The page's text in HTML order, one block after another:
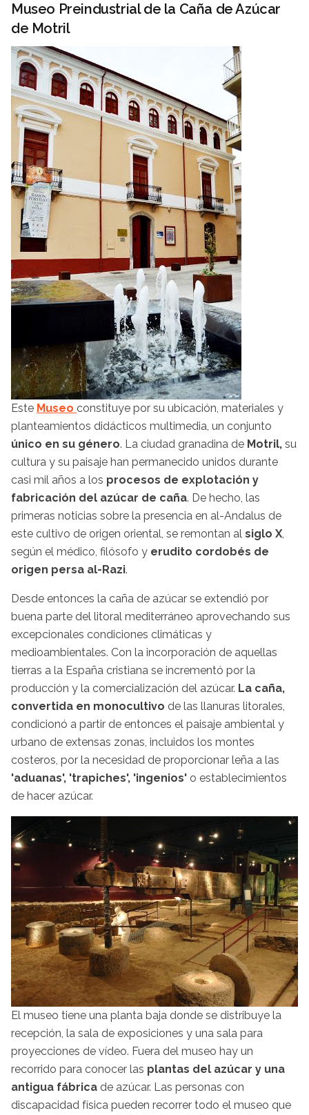
Museo Preindustrial de la Caña de Azúcar
de Motril
Este Museo constituye por su ubicación, materiales y
planteamientos didácticos multimedia, un conjunto
único en su género. La ciudad granadina de Motril, su
cultura y su paisaje han permanecido unidos durante
casi mil años a los procesos de explotación y
fabricación del azúcar de caña. De hecho, las
primeras noticias sobre la presencia en al-Andalus de
este cultivo de origen oriental, se remontan al siglo X,
según el médico, filósofo y erudito cordobés de
origen persa​​​ al-Razi.
Desde entonces la caña de azúcar se extendió por
buena parte del litoral mediterráneo aprovechando sus
excepcionales condiciones climáticas y
medioambientales. Con la incorporación de aquellas
tierras a la España cristiana se incrementó por la
producción y la comercialización del azúcar. La caña,
convertida en monocultivo de las llanuras litorales,
condicionó a partir de entonces el paisaje ambiental y
urbano de extensas zonas, incluidos los montes
costeros, por la necesidad de proporcionar leña a las
'aduanas', 'trapiches', 'ingenios' o establecimientos
de hacer azúcar.
El museo tiene una planta baja donde se distribuye la
recepción, la sala de exposiciones y una sala para
proyecciones de vídeo. Fuera del museo hay un
recorrido para conocer las plantas del azúcar y una
antigua fábrica de azúcar. Las personas con
discapacidad física pueden recorrer todo el museo que